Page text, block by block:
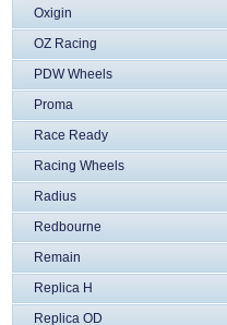
Oxigin
OZ Racing
PDW Wheels
Proma
Race Ready
Racing Wheels
Radius
Redbourne
Remain
Replica H
Replica OD